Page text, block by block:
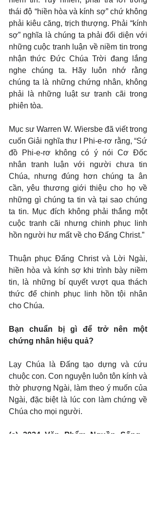
thái độ “hiền hòa và kính sợ” chứ không
phải kiêu căng, trịch thượng. Phải “kính
sợ” nghĩa là chúng ta phải đối diện với
những cuộc tranh luận về niềm tin trong
nhận thức Đức Chúa Trời đang lắng
nghe chúng ta. Hãy luôn nhớ rằng
chúng ta là những chứng nhân, không
phải là những luật sư tranh cãi trong
phiên tòa.
Mục sư Warren W. Wiersbe đã viết trong
cuốn Giải nghĩa thư I Phi-e-rơ rằng, “Sứ
đồ Phi-e-rơ không có ý nói Cơ Đốc
nhân tranh luận với người chưa tin
Chúa, nhưng đúng hơn chúng ta ân
cần, yêu thương giới thiệu cho họ về
những gì chúng ta tin và tại sao chúng
ta tin. Mục đích không phải thắng một
cuộc tranh cãi nhưng chinh phục linh
hồn người hư mất về cho Đấng Christ.”
Thuận phục Đấng Christ và Lời Ngài,
hiền hòa và kính sợ khi trình bày niềm
tin, là những bí quyết vượt qua thách
thức để chinh phục linh hồn tội nhân
cho Chúa.
Bạn chuẩn bị gì để trở nên một
chứng nhân hiệu quả?
Lạy Chúa là Đấng tạo dựng và cứu
chuộc con. Con nguyện luôn tôn kính và
thờ phượng Ngài, làm theo ý muốn của
Ngài, đặc biệt là lúc con làm chứng về
Chúa cho mọi người.
(c) 2024 Văn Phẩm Nguồn Sống -